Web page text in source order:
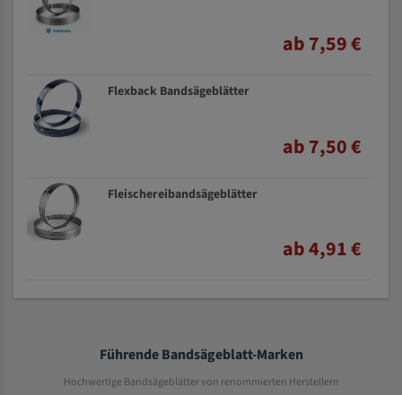
ab 7,59 €
Flexback Bandsägeblätter
ab 7,50 €
Fleischereibandsägeblätter
ab 4,91 €
Führende Bandsägeblatt-Marken
Hochwertige Bandsägeblätter von renommierten Herstellern